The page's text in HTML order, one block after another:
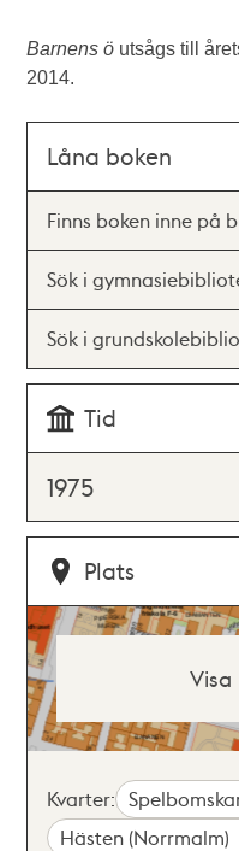
Barnens ö utsågs till
2014.
Låna boken
Finns boken inne på
Sök i
Sök i
Tid
1975
Plats
Visa
Kvarter:
Hästen (Norrmalm)